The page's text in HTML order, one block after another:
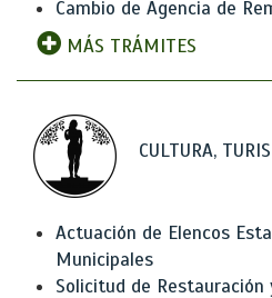
Cambio de Agencia de
MÁS TRÁMITES
CULTURA,
Actuación de Elencos
Municipales
Solicitud de Restauración